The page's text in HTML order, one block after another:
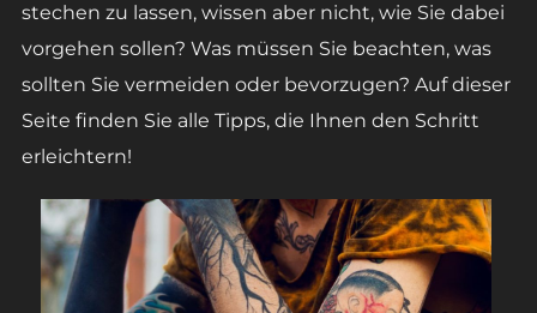
stechen zu lassen, wissen aber nicht, wie Sie dabei
vorgehen sollen? Was müssen Sie beachten, was
sollten Sie vermeiden oder bevorzugen? Auf dieser
Seite finden Sie alle Tipps, die Ihnen den Schritt
erleichtern!